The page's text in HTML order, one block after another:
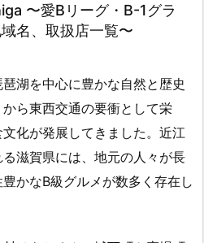
〜愛Bリーグ・B-1グラ
名、取扱店一覧〜
湖を中心に豊かな自然と歴史
ら東西交通の要衝として栄
化が発展してきました。近江
滋賀県には、地元の人々が長
かなB級グルメが数多く存在し